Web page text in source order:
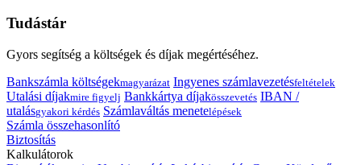
Tudástár
Gyors segítség a költségek és díjak megértéséhez.
Bankszámla költségekmagyarázat Ingyenes számlavezetésfeltételek
Utalási díjakmire figyelj Bankkártya díjakösszevetés IBAN /
utalásgyakori kérdés Számlaváltás menetelépések
Számla összehasonlító
Biztosítás
Kalkulátorok